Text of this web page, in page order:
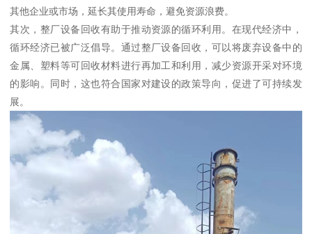
其他企业或市场，延长其使用寿命，避免资源浪费。
其次，整厂设备回收有助于推动资源的循环利用。在现代经济中，
循环经济已被广泛倡导。通过整厂设备回收，可以将废弃设备中的
金属、塑料等可回收材料进行再加工和利用，减少资源开采对环境
的影响。同时，这也符合国家对建设的政策导向，促进了可持续发
展。